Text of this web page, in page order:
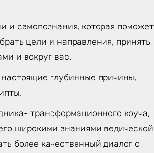
и самопознания, которая поможет
цели и направления, принять
и вокруг вас.
глубинные причины,
трансформационного коуча,
широкими знаниями ведической
более качественный диалог с